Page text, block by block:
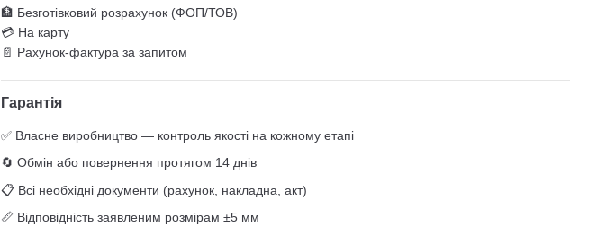
🏦 Безготівковий розрахунок (ФОП/ТОВ)
💳 На карту
📄 Рахунок-фактура за запитом
Гарантія
✅ Власне виробництво — контроль якості на кожному етапі
🔄 Обмін або повернення протягом 14 днів
📋 Всі необхідні документи (рахунок, накладна, акт)
📏 Відповідність заявленим розмірам ±5 мм